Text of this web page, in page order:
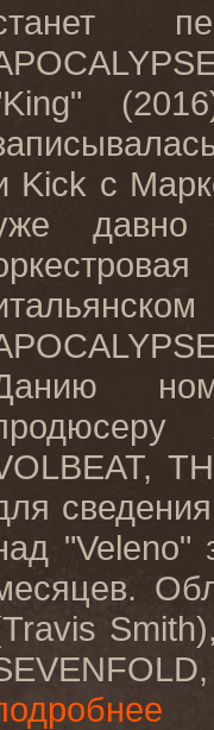
King"
Kick с
давно
,
"Veleno"
Travis Smith